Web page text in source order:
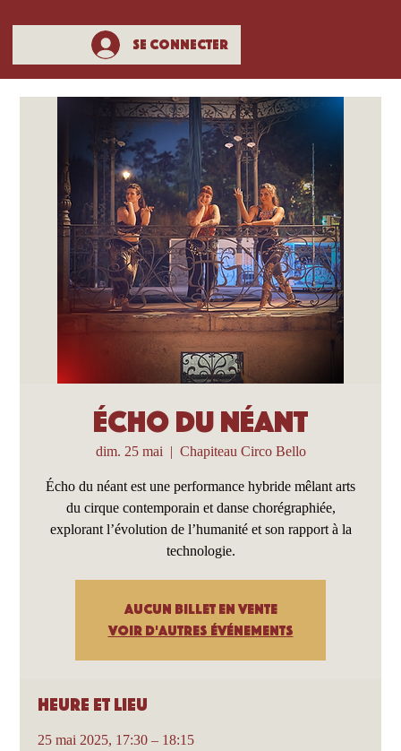
Se connecter
Écho du Néant
dim. 25 mai
  |
Chapiteau Circo Bello
Écho du néant est une performance hybride mêlant arts
du cirque contemporain et danse chorégraphiée,
explorant l’évolution de l’humanité et son rapport à la
technologie.
Aucun billet en vente
Voir d'autres événements
Heure et lieu
25 mai 2025, 17:30 – 18:15